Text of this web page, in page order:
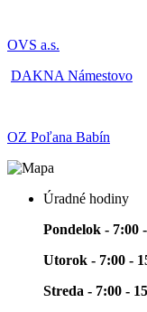
OVS a.s.
DAKNA Námestovo
OZ Poľana Babín
Úradné hodiny
Pondelok - 7:00
Utorok - 7:00 -
Streda - 7:00 -